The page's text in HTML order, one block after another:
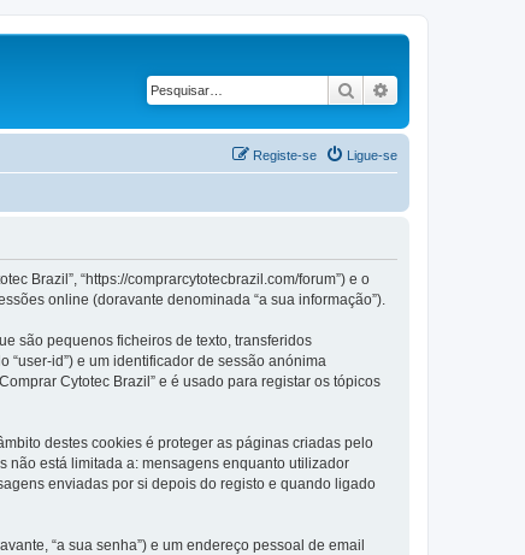
Pesquisar
Ligue-se
Registe-se
Brazil”, “https://comprarcytotecbrazil.com/forum”) e o
online (doravante denominada “a sua informação”).
são pequenos ficheiros de texto, transferidos
id”) e um identificador de sessão anónima
Cytotec Brazil” e é usado para registar os tópicos
destes cookies é proteger as páginas criadas pelo
não está limitada a: mensagens enquanto utilizador
enviadas por si depois do registo e quando ligado
“a sua senha”) e um endereço pessoal de email